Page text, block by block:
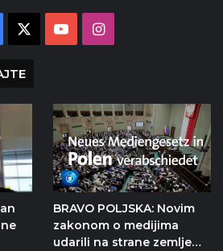
Facebook YouTubeInstagram
BRAVO POLJSKA: Novim
zakonom o medijima
udarili na strane zemlje…